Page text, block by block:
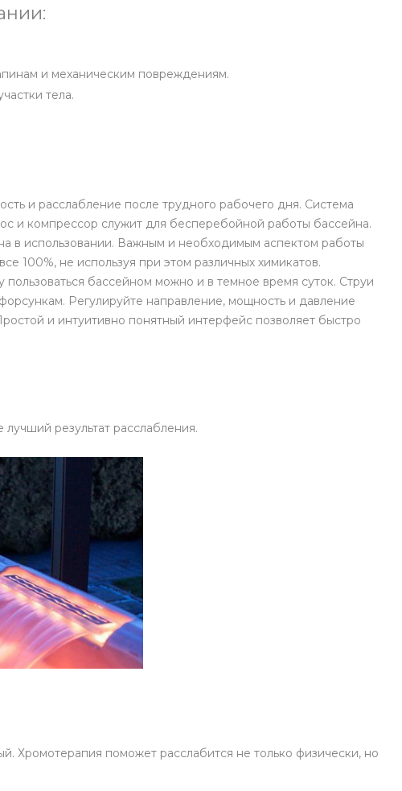
и механическим повреждениям.
тела.
и расслабление после трудного рабочего дня. Система
и компрессор служит для бесперебойной работы бассейна.
в использовании. Важным и необходимым аспектом работы
100%, не используя при этом различных химикатов.
бассейном можно и в темное время суток. Струи
Регулируйте направление, мощность и давление
и интуитивно понятный интерфейс позволяет быстро
результат расслабления.
Хромотерапия поможет расслабится не только физически, но